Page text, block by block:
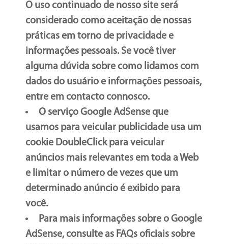
O uso continuado de nosso site será
considerado como aceitação de nossas
práticas em torno de privacidade e
informações pessoais. Se você tiver
alguma dúvida sobre como lidamos com
dados do usuário e informações pessoais,
entre em contacto connosco.
O serviço Google AdSense que
usamos para veicular publicidade usa um
cookie DoubleClick para veicular
anúncios mais relevantes em toda a Web
e limitar o número de vezes que um
determinado anúncio é exibido para
você.
Para mais informações sobre o Google
AdSense, consulte as FAQs oficiais sobre